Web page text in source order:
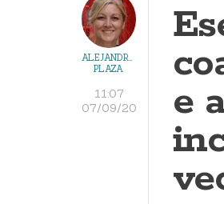
ALEJANDRA
PLAZA
11:07
07/09/20
e